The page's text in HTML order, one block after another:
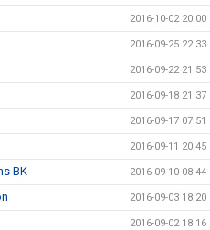
2016-10-02 20:00
2016-09-25 22:33
2016-09-22 21:53
2016-09-18 21:37
2016-09-17 07:51
2016-09-11 20:45
BK 2016-09-10 08:44
2016-09-03 18:20
2016-09-02 18:16